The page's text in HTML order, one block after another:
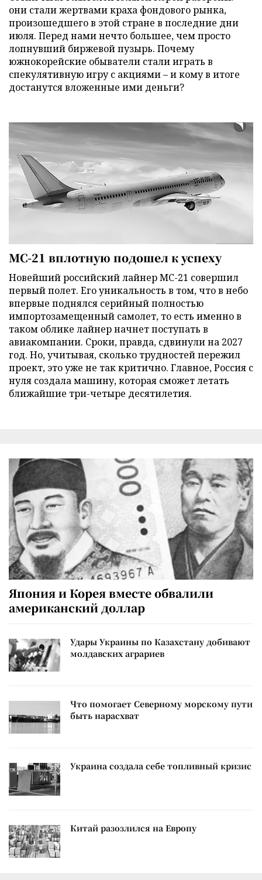
они стали жертвами краха фондового рынка,
произошедшего в этой стране в последние дни
июля. Перед нами нечто большее, чем просто
лопнувший биржевой пузырь. Почему
южнокорейские обыватели стали играть в
спекулятивную игру с акциями – и кому в итоге
достанутся вложенные ими деньги?
МС-21 вплотную подошел к успеху
Новейший российский лайнер МС-21 совершил
первый полет. Его уникальность в том, что в небо
впервые поднялся серийный полностью
импортозамещенный самолет, то есть именно в
таком облике лайнер начнет поступать в
авиакомпании. Сроки, правда, сдвинули на 2027
год. Но, учитывая, сколько трудностей пережил
проект, это уже не так критично. Главное, Россия с
нуля создала машину, которая сможет летать
ближайшие три-четыре десятилетия.
Япония и Корея вместе обвалили
американский доллар
Удары Украины по Казахстану добивают
молдавских аграриев
Что помогает Северному морскому пути
быть нарасхват
Украина создала себе топливный кризис
Китай разозлился на Европу